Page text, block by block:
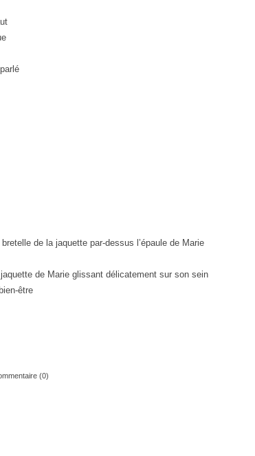
de la jaquette par-dessus l’épaule de Marie
de Marie glissant délicatement sur son sein
être
(0)